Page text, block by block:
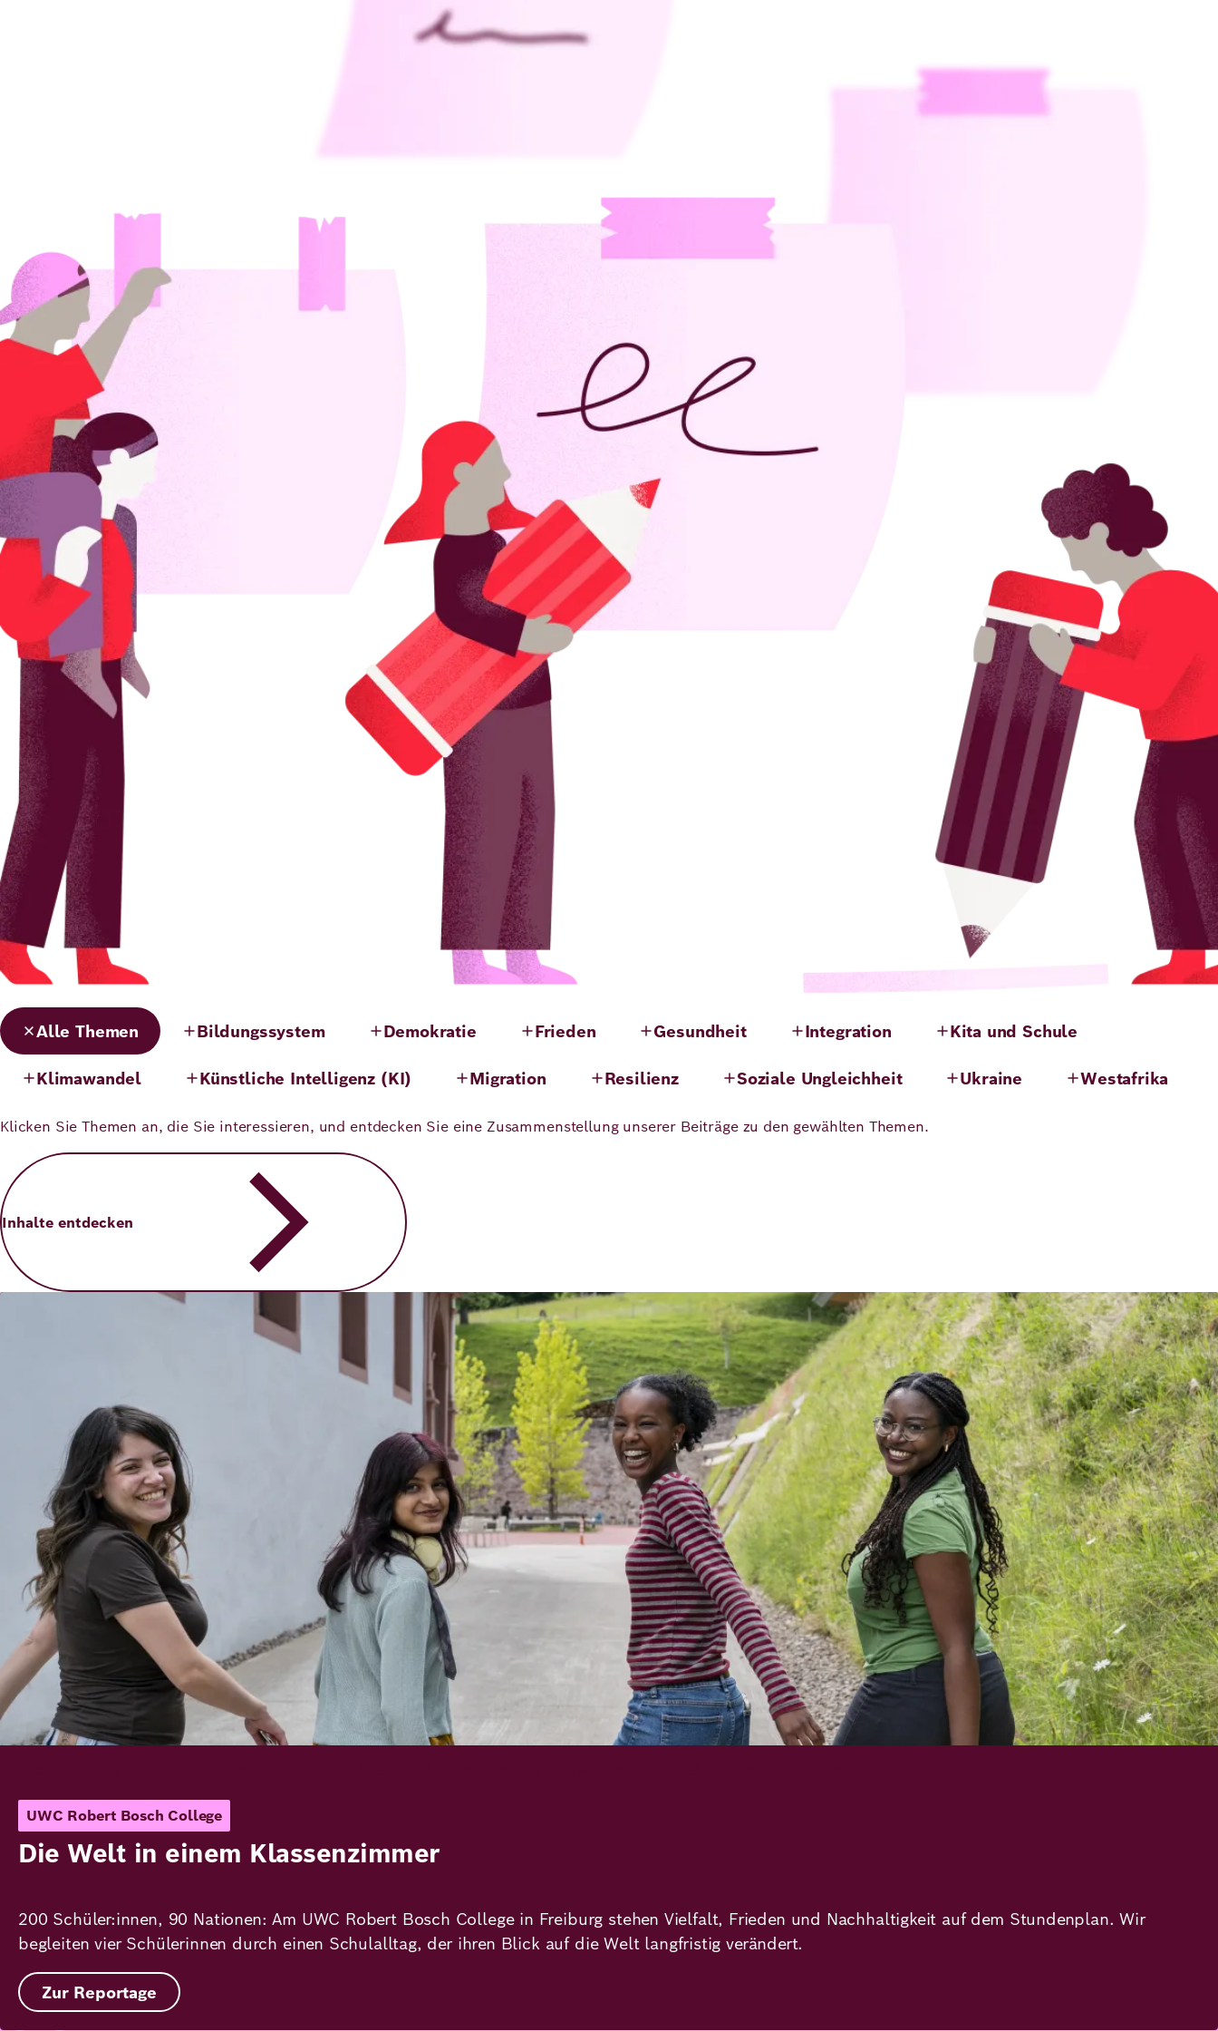
Alle Themen Bildungssystem Demokratie Frieden Gesundheit Integration Kita und Schule
Klimawandel Künstliche Intelligenz (KI) Migration Resilienz Soziale Ungleichheit Ukraine Westafrika
Klicken Sie Themen an, die Sie interessieren, und entdecken Sie eine Zusammenstellung unserer Beiträge zu den gewählten Themen.
Inhalte entdecken
Mythen über KI
Digitalexpertin und Leiterin unserer Partnerorganisation SUPERRR, wirft einen kritischen Blick auf einige Annahmen rund um KI.
Artikel lesen
Bild